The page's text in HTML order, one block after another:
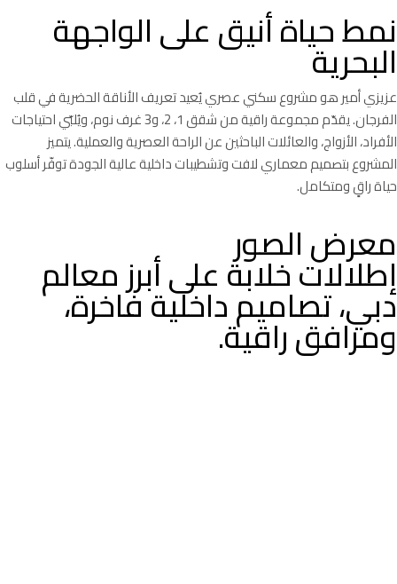
نمط حياة أنيق على الواجهة
البحرية
عزيزي أمير هو مشروع سكني عصري يُعيد تعريف الأناقة الحضرية في قلب
الفرجان. يقدّم مجموعة راقية من شقق 1، 2، و3 غرف نوم، ويُلبّي احتياجات
الأفراد، الأزواج، والعائلات الباحثين عن الراحة العصرية والعملية. يتميز
المشروع بتصميم معماري لافت وتشطيبات داخلية عالية الجودة توفّر أسلوب
حياة راقٍ ومتكامل.
نوع المشروع
شقق وبنتهاوس
فاخر شاطئي
خطة الدفع :
خطة دفع سهل 70/30
نخيل
من الربع الثالث 2028 إلى الربع
الثاني 2029
المارينا
معرض الصور
إطلالات خلابة على أبرز معالم
دبي، تصاميم داخلية فاخرة،
ومرافق راقية.